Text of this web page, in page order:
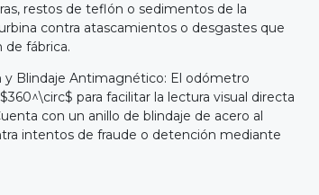
restos de teflón o sedimentos de la
contra atascamientos o desgastes que
de fábrica.
Blindaje Antimagnético: El odómetro
para facilitar la lectura visual directa
con un anillo de blindaje de acero al
intentos de fraude o detención mediante